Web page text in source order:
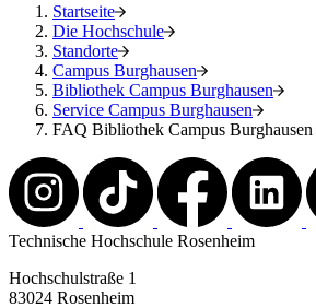
Startseite
Die Hochschule
Standorte
Campus Burghausen
Bibliothek Campus Burghausen
Service Campus Burghausen
FAQ Bibliothek Campus Burghausen
Technische Hochschule Rosenheim
Hochschulstraße 1
83024 Rosenheim